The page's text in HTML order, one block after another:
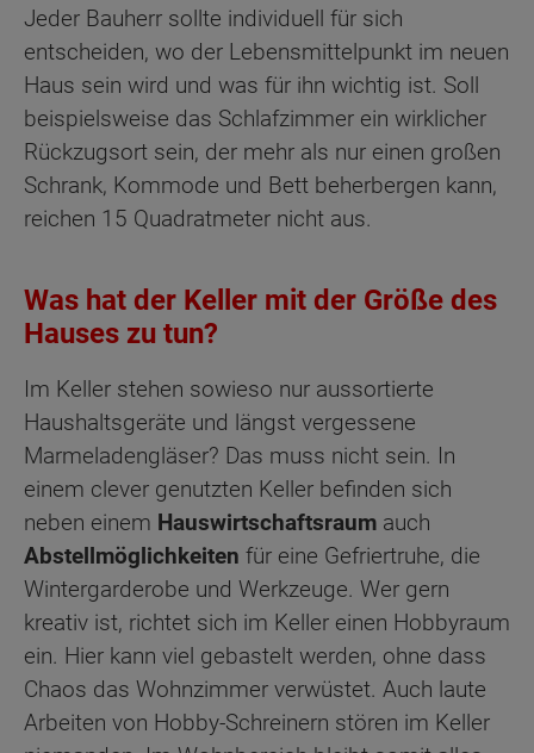
Jeder Bauherr sollte individuell für sich
entscheiden, wo der Lebensmittelpunkt im neuen
Haus sein wird und was für ihn wichtig ist. Soll
beispielsweise das Schlafzimmer ein wirklicher
Rückzugsort sein, der mehr als nur einen großen
Schrank, Kommode und Bett beherbergen kann,
reichen 15 Quadratmeter nicht aus.
Was hat der Keller mit der Größe des
Hauses zu tun?
Im Keller stehen sowieso nur aussortierte
Haushaltsgeräte und längst vergessene
Marmeladengläser? Das muss nicht sein. In
einem clever genutzten Keller befinden sich
neben einem Hauswirtschaftsraum auch
Abstellmöglichkeiten für eine Gefriertruhe, die
Wintergarderobe und Werkzeuge. Wer gern
kreativ ist, richtet sich im Keller einen Hobbyraum
ein. Hier kann viel gebastelt werden, ohne dass
Chaos das Wohnzimmer verwüstet. Auch laute
Arbeiten von Hobby-Schreinern stören im Keller